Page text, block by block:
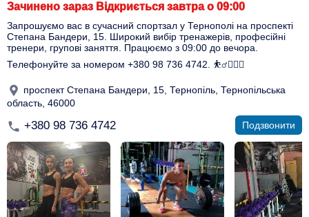
Зачинено зараз Відкриється завтра о 09:00
Запрошуємо вас в сучасний спортзал у Тернополі на проспекті
Степана Бандери, 15. Широкий вибір тренажерів, професійні
тренери, групові заняття. Працюємо з 09:00 до вечора.
Телефонуйте за номером +380 98 736 4742. ⛹️‍♂️🏋️‍♀️🔥
проспект Степана Бандери, 15, Тернопіль, Тернопільська
область, 46000
+380 98 736 4742 Подзвонити